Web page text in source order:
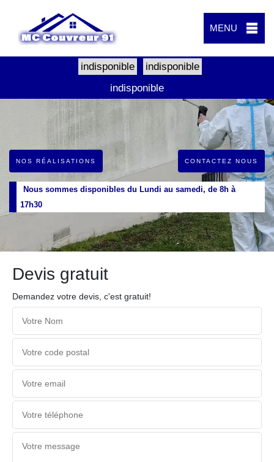
MENU
indisponible
indisponible
indisponible
NOS RÉALISATIONS CONTACTEZ NOUS
Nous sommes disponibles du Lundi au samedi, de 8h à
17h30
Devis gratuit
Demandez votre devis, c'est gratuit!